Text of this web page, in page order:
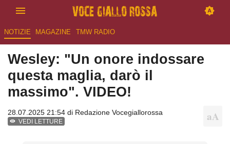
NOTIZIE MAGAZINE TMW RADIO
Wesley: "Un onore indossare
questa maglia, darò il
massimo". VIDEO!
28.07.2025 21:54 di Redazione Vocegiallorossa
VEDI LETTURE